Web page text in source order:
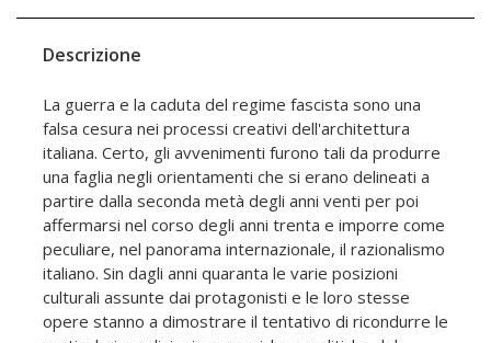
Descrizione
La guerra e la caduta del regime fascista sono una
falsa cesura nei processi creativi dell'architettura
italiana. Certo, gli avvenimenti furono tali da produrre
una faglia negli orientamenti che si erano delineati a
partire dalla seconda metà degli anni venti per poi
affermarsi nel corso degli anni trenta e imporre come
peculiare, nel panorama internazionale, il razionalismo
italiano. Sin dagli anni quaranta le varie posizioni
culturali assunte dai protagonisti e le loro stesse
opere stanno a dimostrare il tentativo di ricondurre le